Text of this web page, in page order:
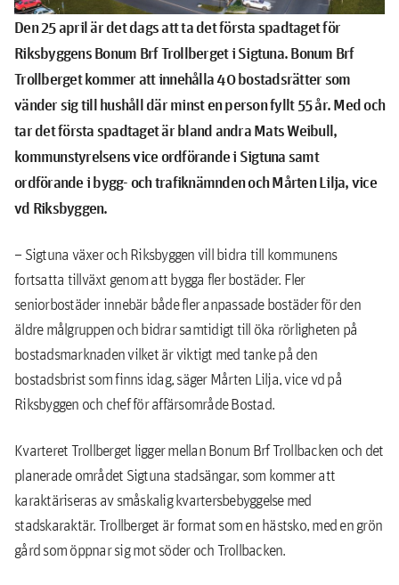
Den 25 april är det dags att ta det första spadtaget för
Riksbyggens Bonum Brf Trollberget i Sigtuna. Bonum Brf
Trollberget kommer att innehålla 40 bostadsrätter som
vänder sig till hushåll där minst en person fyllt 55 år. Med och
tar det första spadtaget är bland andra Mats Weibull,
kommunstyrelsens vice ordförande i Sigtuna samt
ordförande i bygg- och trafiknämnden och Mårten Lilja, vice
vd Riksbyggen.
– Sigtuna växer och Riksbyggen vill bidra till kommunens
fortsatta tillväxt genom att bygga fler bostäder. Fler
seniorbostäder innebär både fler anpassade bostäder för den
äldre målgruppen och bidrar samtidigt till öka rörligheten på
bostadsmarknaden vilket är viktigt med tanke på den
bostadsbrist som finns idag, säger Mårten Lilja, vice vd på
Riksbyggen och chef för affärsområde Bostad.
Kvarteret Trollberget ligger mellan Bonum Brf Trollbacken och det
planerade området Sigtuna stadsängar, som kommer att
karaktäriseras av småskalig kvartersbebyggelse med
stadskaraktär. Trollberget är format som en hästsko, med en grön
gård som öppnar sig mot söder och Trollbacken.